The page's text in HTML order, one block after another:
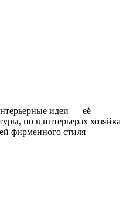
идеи — её
но в интерьерах хозяйка
фирменного стиля